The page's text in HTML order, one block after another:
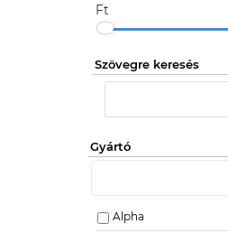
Ft
Szövegre keresés
Gyártó
Alpha